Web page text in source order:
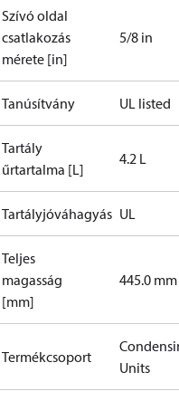
Szívó oldal
csatlakozás
mérete [in]
5/8 in
Tanúsítvány UL listed
Tartály
űrtartalma [L]
4.2 L
Tartályjóváhagyás UL
Teljes
magasság
[mm]
445.0 mm
Termékcsoport
Units